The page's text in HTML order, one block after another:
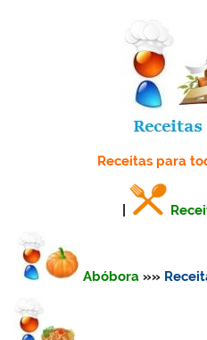
Receitas para
Abóbora »»